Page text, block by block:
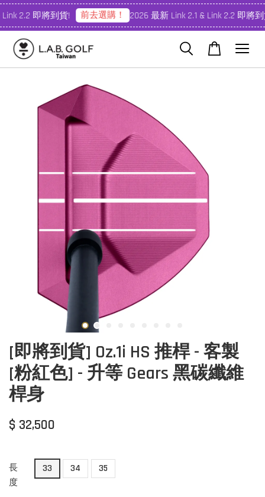
2.2 即將到貨! 前去選購！ 2026 最新 Link 2.1 & Link 2.2 即將到
[即將到貨] Oz.1i HS 推桿 - 客製
[粉紅色] - 升等 Gears 黑碳纖維
桿身
$ 32,500
長
度
33 34 35